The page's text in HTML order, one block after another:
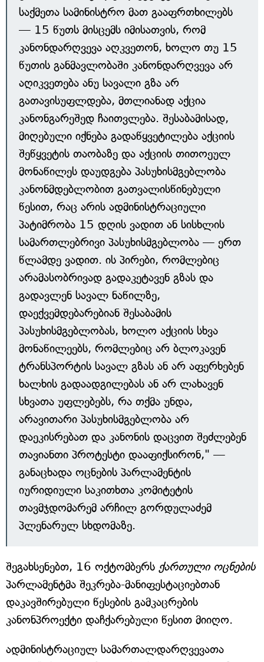
საქმეთა სამინისტრო მათ გააფრთხილებს
— 15 წუთს მისცემს იმისათვის, რომ
კანონდარღვევა აღკვეთონ, ხოლო თუ 15
წუთის განმავლობაში კანონდარღვევა არ
აღიკვეთება ანუ სავალი გზა არ
გათავისუფლდება, მთლიანად აქცია
კანონგარეშედ ჩაითვლება. შესაბამისად,
მიღებული იქნება გადაწყვეტილება აქციის
შეწყვეტის თაობაზე და აქციის თითოეულ
მონაწილეს დაუდგება პასუხისმგებლობა
კანონმდებლობით გათვალისწინებული
წესით, რაც არის ადმინისტრაციული
პატიმრობა 15 დღის ვადით ან სისხლის
სამართლებრივი პასუხისმგებლობა — ერთ
წლამდე ვადით. ის პირები, რომლებიც
არამასობრივად გადაკეტავენ გზას და
გადავლენ სავალ ნაწილზე,
დაექვემდებარებიან შესაბამის
პასუხისმგებლობას, ხოლო აქციის სხვა
მონაწილეებს, რომლებიც არ ბლოკავენ
ტრანსპორტის სავალ გზას ან არ აფერხებენ
ხალხის გადაადგილებას ან არ ლახავენ
სხვათა უფლებებს, რა თქმა უნდა,
არავითარი პასუხისმგებლობა არ
დაეკისრებათ და კანონის დაცვით შეძლებენ
თავიანთი პროტესტი დააფიქსირონ," —
განაცხადა ოცნების პარლამენტის
იურიდიული საკითხთა კომიტეტის
თავმჯდომარემ არჩილ გორდულაძემ
პლენარულ სხდომაზე.
შეგახსენებთ, 16 ოქტომბერს ქართული ოცნების
პარლამენტმა შეკრება-მანიფესტაციებთან
დაკავშირებული წესების გამკაცრების
კანონპროექტი დაჩქარებული წესით მიიღო.
ადმინისტრაციულ სამართალდარღვევათა